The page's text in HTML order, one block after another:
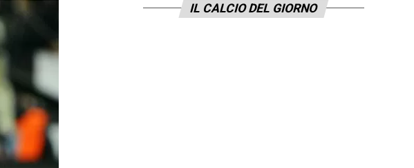
IL CALCIO DEL GIORNO